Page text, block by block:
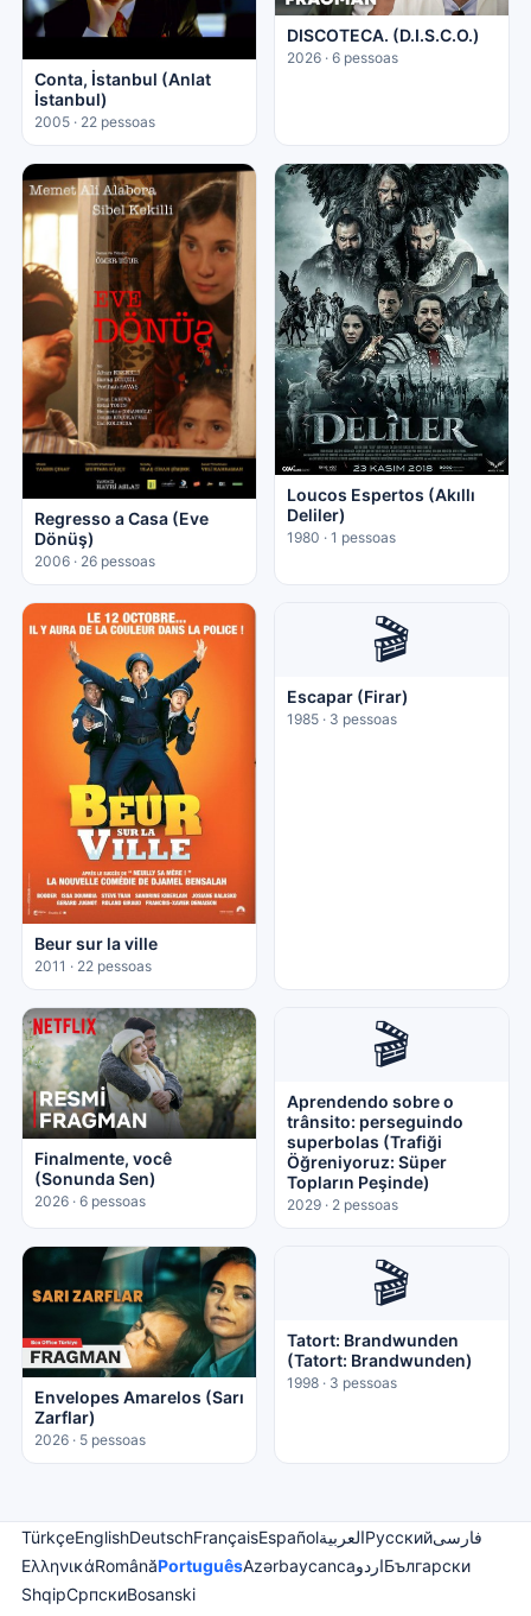
Conta, İstanbul (Anlat
İstanbul)
2005 · 22 pessoas
DISCOTECA. (D.I.S.C.O.)
2026 · 6 pessoas
Regresso a Casa (Eve
Dönüş)
2006 · 26 pessoas
Loucos Espertos (Akıllı
Deliler)
1980 · 1 pessoas
Beur sur la ville
2011 · 22 pessoas
🎬
Escapar (Firar)
1985 · 3 pessoas
Finalmente, você
(Sonunda Sen)
2026 · 6 pessoas
🎬
Aprendendo sobre o
trânsito: perseguindo
superbolas (Trafiği
Öğreniyoruz: Süper
Topların Peşinde)
2029 · 2 pessoas
Envelopes Amarelos (Sarı
Zarflar)
2026 · 5 pessoas
🎬
Tatort: ​​​​Brandwunden
(Tatort: Brandwunden)
1998 · 3 pessoas
TürkçeEnglishDeutschFrançaisEspañolالعربيةРусскийفارسی
ΕλληνικάRomânăPortuguêsAzərbaycancaاردوБългарски
ShqipСрпскиBosanski